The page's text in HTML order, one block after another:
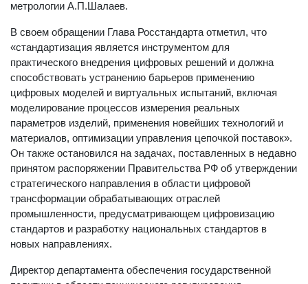
Федерального агентства по техническому регулированию и
В своем обращении Глава Росстандарта отметил, что
«стандартизация является инструментом для
практического внедрения цифровых решений и должна
способствовать устранению барьеров применению
цифровых моделей и виртуальных испытаний, включая
моделирование процессов измерения реальных
параметров изделий, применения новейших технологий и
материалов, оптимизации управления цепочкой поставок».
Он также остановился на задачах, поставленных в недавно
принятом распоряжении Правительства РФ об утверждении
стратегического направления в области цифровой
трансформации обрабатывающих отраслей
промышленности, предусматривающем цифровизацию
стандартов и разработку национальных стандартов в